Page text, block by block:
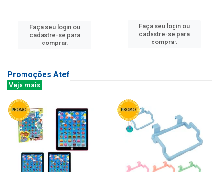
Faça seu login ou
cadastre-se para
comprar.
Faça seu login ou
cadastre-se para
comprar.
Promoções Atef
Veja mais